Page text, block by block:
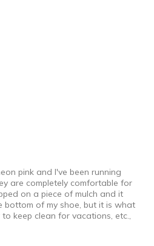
true to width
true to size
are for Wearing
pink and I've been running
are completely comfortable for
on a piece of mulch and it
bottom of my shoe, but it is what
keep clean for vacations, etc.,